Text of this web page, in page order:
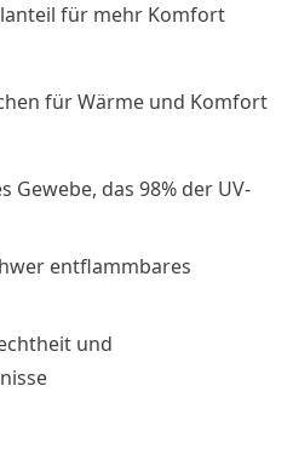
für mehr Komfort
für Wärme und Komfort
Gewebe, das 98% der UV-
entflammbares
und